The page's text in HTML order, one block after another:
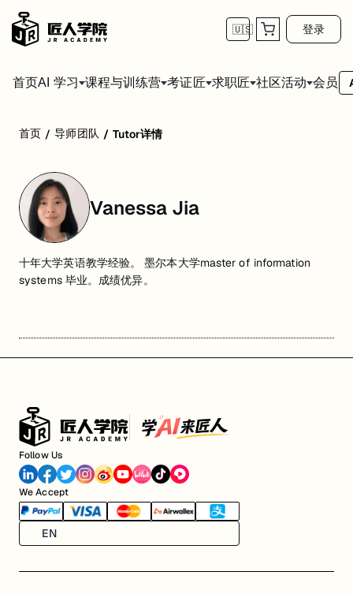
🇺🇸 登录
首页AI 学习 课程与训练营 考证匠 求职匠 社区活动 会员
首页 / 导师团队 / Tutor详情
Vanessa Jia
十年大学英语教学经验。 墨尔本大学master of information
systems 毕业。成绩优异。
Follow Us
We Accept
EN